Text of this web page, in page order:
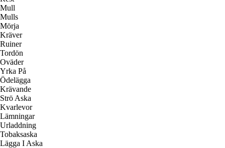
Mull
Mulls
Mörja
Kräver
Ruiner
Tordön
Oväder
Yrka På
Ödelägga
Krävande
Strö Aska
Kvarlevor
Lämningar
Urladdning
Tobaksaska
Lägga I Aska